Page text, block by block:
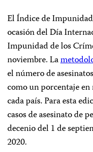
El Índice de
ocasión del Día
Impunidad de los
noviembre. La
el número de
como un porcentaje
cada país. Para esta
casos de asesinato de
decenio del 1 de
2020.